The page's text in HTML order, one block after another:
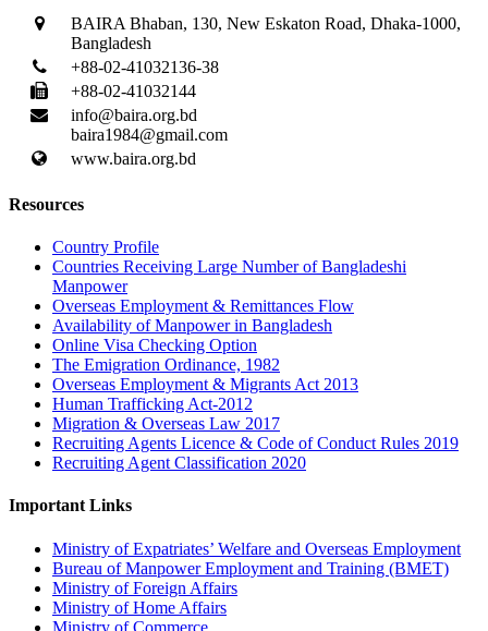
BAIRA Bhaban, 130, New Eskaton Road, Dhaka-1000,
Bangladesh
+88-02-41032136-38
+88-02-41032144
info@baira.org.bd
baira1984@gmail.com
www.baira.org.bd
Resources
Country Profile
Countries Receiving Large Number of Bangladeshi
Manpower
Overseas Employment & Remittances Flow
Availability of Manpower in Bangladesh
Online Visa Checking Option
The Emigration Ordinance, 1982
Overseas Employment & Migrants Act 2013
Human Trafficking Act-2012
Migration & Overseas Law 2017
Recruiting Agents Licence & Code of Conduct Rules 2019
Recruiting Agent Classification 2020
Important Links
Ministry of Expatriates’ Welfare and Overseas Employment
Bureau of Manpower Employment and Training (BMET)
Ministry of Foreign Affairs
Ministry of Home Affairs
Ministry of Commerce